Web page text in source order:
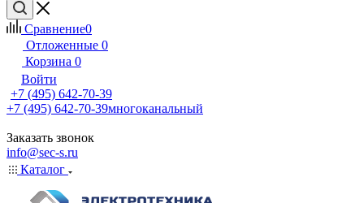
Сравнение0
Отложенные 0
Корзина 0
Войти
+7 (495) 642-70-39
+7 (495) 642-70-39многоканальный
Заказать звонок
info@sec-s.ru
Каталог